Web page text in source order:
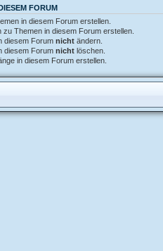
FORUM
in diesem Forum erstellen.
zu Themen in diesem Forum erstellen.
diesem Forum nicht ändern.
diesem Forum nicht löschen.
in diesem Forum erstellen.